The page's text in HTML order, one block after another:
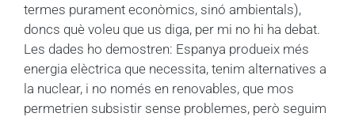
termes purament econòmics, sinó ambientals),
doncs què voleu que us diga, per mi no hi ha debat.
Les dades ho demostren: Espanya produeix més
energia elèctrica que necessita, tenim alternatives a
la nuclear, i no només en renovables, que mos
permetrien subsistir sense problemes, però seguim